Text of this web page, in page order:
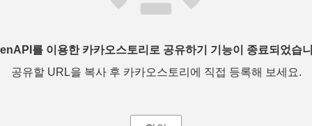
를 이용한 카카오스토리로 공유하기 기능이 종료되었습
공유할 URL을 복사 후 카카오스토리에 직접 등록해 보세요.